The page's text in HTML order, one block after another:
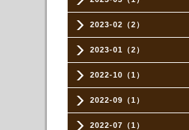
2023-02（2）
2023-01（2）
2022-10（1）
2022-09（1）
2022-07（1）